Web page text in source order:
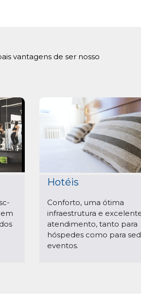
vantagens de ser nosso
Hotéis
Conforto, uma ótima
infraestrutura e
atendimento, tanto para
hóspedes como para
eventos.